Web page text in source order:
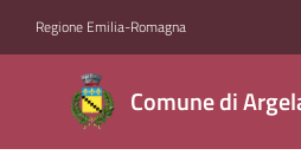
Regione Emilia-Romagna
Comune di
Comune
di
Argelato